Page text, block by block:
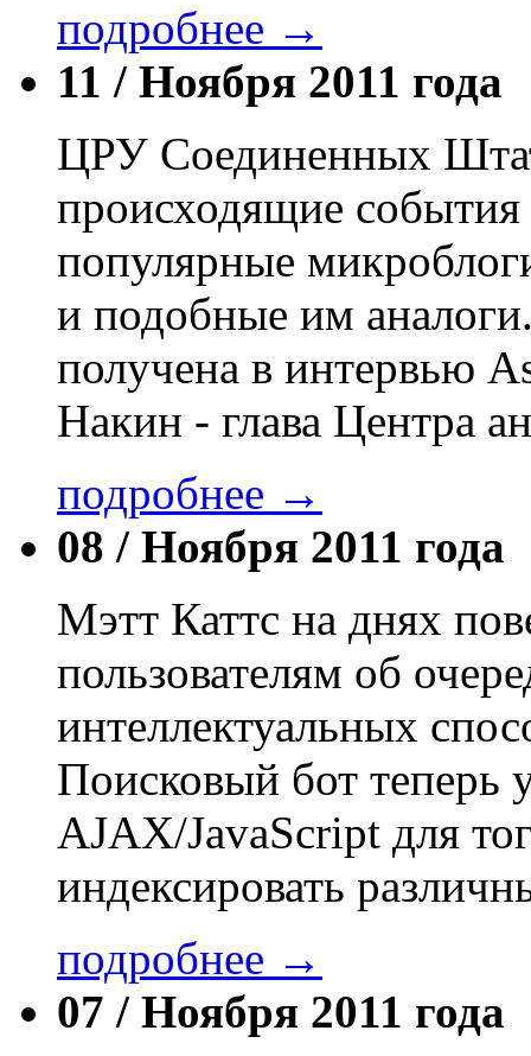
подробнее →
11 / Ноября 2011 года
ЦРУ Соединенных
происходящие
популярные
и подобные им
получена в интервью
Накин - глава Центра
подробнее →
08 / Ноября 2011 года
Мэтт Каттс на днях
пользователям об
интеллектуальных
Поисковый бот теперь
AJAX/JavaScript для
индексировать
подробнее →
07 / Ноября 2011 года